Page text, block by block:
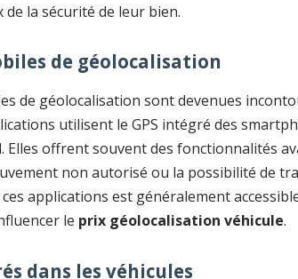
la sécurité de leur bien.
de géolocalisation
de géolocalisation sont devenues
utilisent le GPS intégré des
Elles offrent souvent des fonctionnalités
non autorisé ou la possibilité de
applications est généralement
le prix géolocalisation véhicule.
dans les véhicules